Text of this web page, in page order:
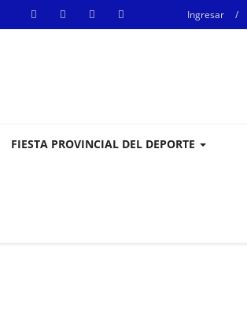
Ingresar /
FIESTA PROVINCIAL DEL DEPORTE